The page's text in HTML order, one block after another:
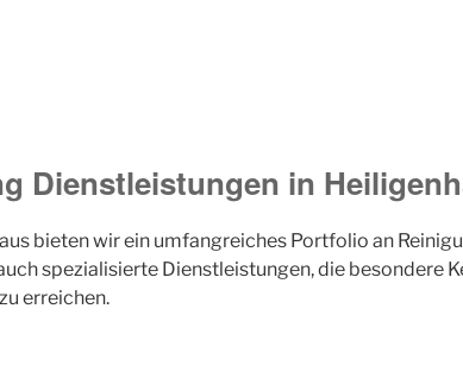
Dienstleistungen in
bieten wir ein umfangreiches Portfolio an
spezialisierte Dienstleistungen, die besondere
erreichen.